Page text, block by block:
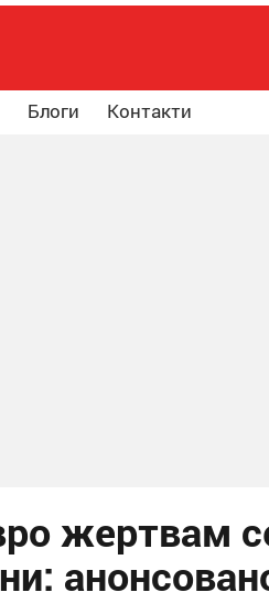
Блоги Контакти
жертвам